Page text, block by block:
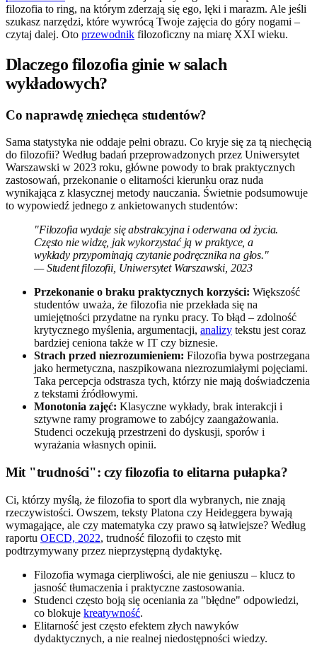
filozofia to ring, na którym zderzają się ego, lęki i marazm. Ale jeśli
szukasz narzędzi, które wywrócą Twoje zajęcia do góry nogami –
czytaj dalej. Oto przewodnik filozoficzny na miarę XXI wieku.
Dlaczego filozofia ginie w salach
wykładowych?
Co naprawdę zniechęca studentów?
Sama statystyka nie oddaje pełni obrazu. Co kryje się za tą niechęcią
do filozofii? Według badań przeprowadzonych przez Uniwersytet
Warszawski w 2023 roku, główne powody to brak praktycznych
zastosowań, przekonanie o elitarności kierunku oraz nuda
wynikająca z klasycznej metody nauczania. Świetnie podsumowuje
to wypowiedź jednego z ankietowanych studentów:
"Filozofia wydaje się abstrakcyjna i oderwana od życia.
Często nie widzę, jak wykorzystać ją w praktyce, a
wykłady przypominają czytanie podręcznika na głos."
— Student filozofii, Uniwersytet Warszawski, 2023
Przekonanie o braku praktycznych korzyści: Większość
studentów uważa, że filozofia nie przekłada się na
umiejętności przydatne na rynku pracy. To błąd – zdolność
krytycznego myślenia, argumentacji, analizy tekstu jest coraz
bardziej ceniona także w IT czy biznesie.
Strach przed niezrozumieniem: Filozofia bywa postrzegana
jako hermetyczna, naszpikowana niezrozumiałymi pojęciami.
Taka percepcja odstrasza tych, którzy nie mają doświadczenia
z tekstami źródłowymi.
Monotonia zajęć: Klasyczne wykłady, brak interakcji i
sztywne ramy programowe to zabójcy zaangażowania.
Studenci oczekują przestrzeni do dyskusji, sporów i
wyrażania własnych opinii.
Mit "trudności": czy filozofia to elitarna pułapka?
Ci, którzy myślą, że filozofia to sport dla wybranych, nie znają
rzeczywistości. Owszem, teksty Platona czy Heideggera bywają
wymagające, ale czy matematyka czy prawo są łatwiejsze? Według
raportu OECD, 2022, trudność filozofii to często mit
podtrzymywany przez nieprzystępną dydaktykę.
Filozofia wymaga cierpliwości, ale nie geniuszu – klucz to
jasność tłumaczenia i praktyczne zastosowania.
Studenci często boją się oceniania za "błędne" odpowiedzi,
co blokuje kreatywność.
Elitarność jest często efektem złych nawyków
dydaktycznych, a nie realnej niedostępności wiedzy.